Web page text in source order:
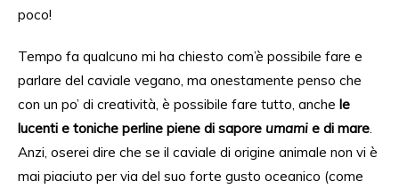
poco!
Tempo fa qualcuno mi ha chiesto com’è possibile fare e
parlare del caviale vegano, ma onestamente penso che
con un po’ di creatività, è possibile fare tutto, anche le
lucenti e toniche perline piene di sapore umami e di mare.
Anzi, oserei dire che se il caviale di origine animale non vi è
mai piaciuto per via del suo forte gusto oceanico (come